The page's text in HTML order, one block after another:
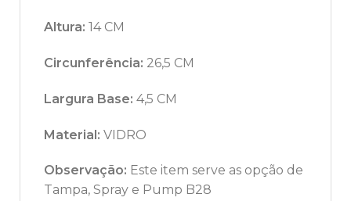
Altura: 14 CM
Circunferência: 26,5 CM
Largura Base: 4,5 CM
Material: VIDRO
Observação: Este item serve as opção de
Tampa, Spray e Pump B28